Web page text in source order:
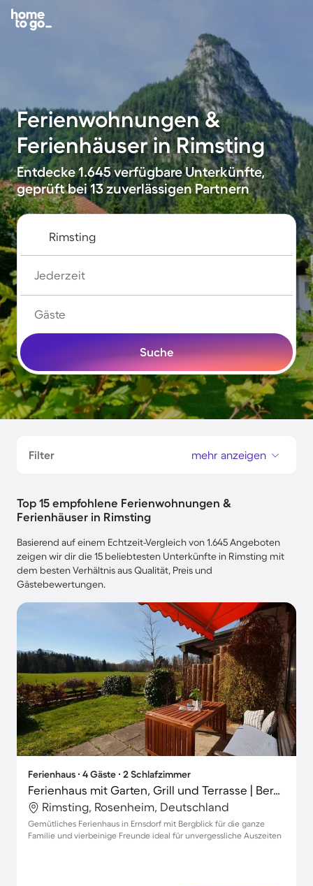
Ferienwohnungen &
Ferienhäuser in Rimsting
Entdecke 1.645 verfügbare Unterkünfte,
geprüft bei 13 zuverlässigen Partnern
Jederzeit
Gäste
Suche
Filter mehr anzeigen
Top 15 empfohlene Ferienwohnungen &
Ferienhäuser in Rimsting
Basierend auf einem Echtzeit-Vergleich von 1.645 Angeboten
zeigen wir dir die 15 beliebtesten Unterkünfte in Rimsting mit
dem besten Verhältnis aus Qualität, Preis und
Gästebewertungen.
Ferienhaus ∙ 4 Gäste ∙ 2 Schlafzimmer
Ferienhaus mit Garten, Grill und Terrasse | Bergblick
Rimsting, Rosenheim, Deutschland
Gemütliches Ferienhaus in Ernsdorf mit Bergblick für die ganze
Familie und vierbeinige Freunde ideal für unvergessliche Auszeiten